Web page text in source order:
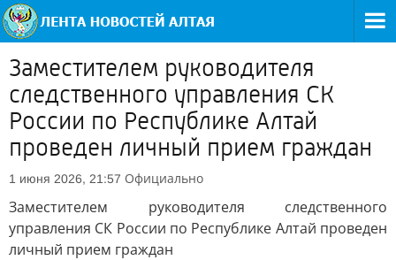
Заместителем руководителя
следственного управления СК
России по Республике Алтай
проведен личный прием граждан
1 июня 2026, 21:57 Официально
Заместителем руководителя следственного
управления СК России по Республике Алтай проведен
личный прием граждан